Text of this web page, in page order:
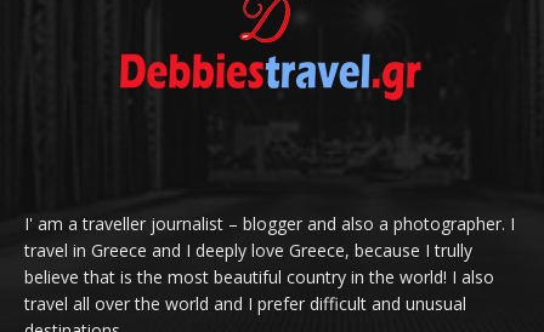
I' am a traveller journalist – blogger and also a photographer. I
travel in Greece and I deeply love Greece, because I trully
believe that is the most beautiful country in the world! I also
travel all over the world and I prefer difficult and unusual